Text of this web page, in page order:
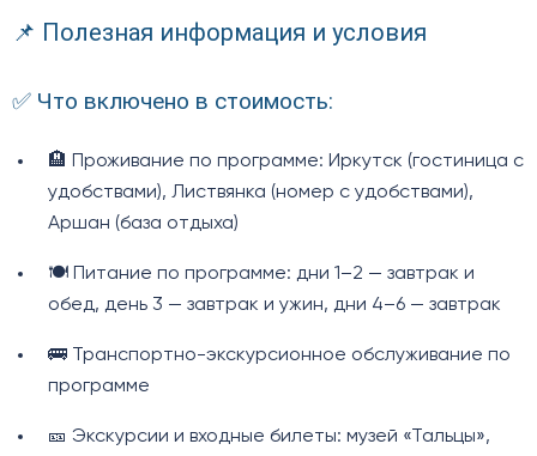
📌 Полезная информация и условия
✅ Что включено в стоимость:
🏨 Проживание по программе: Иркутск (гостиница с
удобствами), Листвянка (номер с удобствами),
Аршан (база отдыха)
🍽️ Питание по программе: дни 1–2 — завтрак и
обед, день 3 — завтрак и ужин, дни 4–6 — завтрак
🚌 Транспортно-экскурсионное обслуживание по
программе
🎫 Экскурсии и входные билеты: музей «Тальцы»,